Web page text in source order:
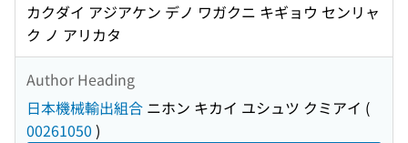
カクダイ アジアケン デノ ワガクニ キギョウ センリャ
ク ノ アリカタ
Author Heading
日本機械輸出組合 ニホン キカイ ユシュツ クミアイ (
00261050 )